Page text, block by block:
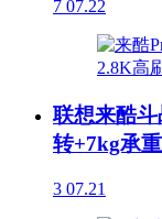
7 07.22
联想来酷斗
转+7kg承重
3 07.21